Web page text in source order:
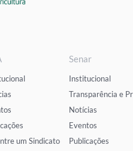
um Sindicato
Senar
Institucional
Transparência e
Notícias
Eventos
Publicações